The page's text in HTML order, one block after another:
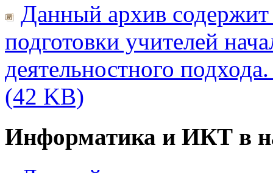
Данный архив
подготовки учителей
деятельностного
(42 KB)
Информатика и ИКТ в